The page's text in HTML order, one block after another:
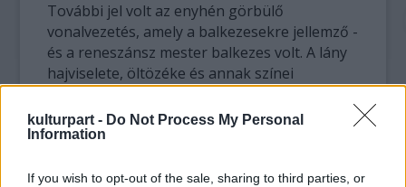
kulturpart - Do Not Process My Personal
Information
If you wish to opt-out of the sale, sharing to third parties, or
További jel volt az enyhén görbülő
vonalvezetés, amely a balkezesekre jellemző -
és a reneszánsz mester balkezes volt. A lány
hajviselete, öltözéke és annak színei
udvarában honos divatnak, a C14-es
karbonvizsgálat pedig a 16. századra datálta